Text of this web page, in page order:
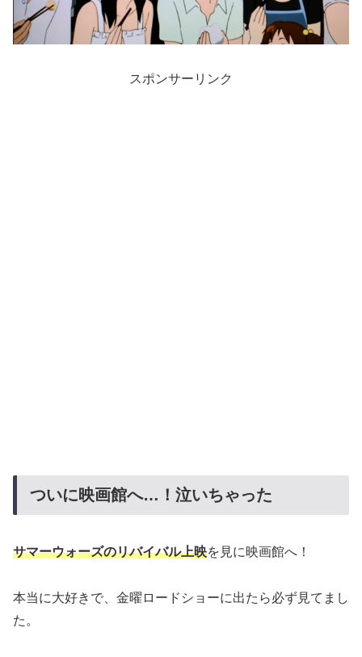
スポンサーリンク
ついに映画館へ…！泣いちゃった
サマーウォーズのリバイバル上映を見に映画館へ！
本当に大好きで、金曜ロードショーに出たら必ず見てまし
た。